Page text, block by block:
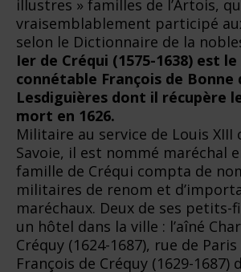
illustres » familles de l’Artois,
vraisemblablement participé
selon le Dictionnaire de la
Ier de Créqui (1575-1638) est
connétable François de Bonne
Lesdiguières dont il récupère
mort en 1626.
Militaire au service de Louis XIII
Savoie, il est nommé maréchal
famille de Créqui compta de
militaires de renom et
maréchaux. Deux de ses petits-
un hôtel dans la ville : l’aîné
Créquy (1624-1687), rue de
François de Créquy (1629-1687)